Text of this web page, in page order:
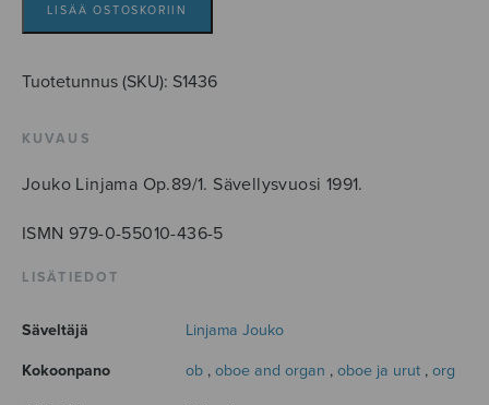
määräLISÄÄ OSTOSKORIIN
Tuotetunnus (SKU): S1436
KUVAUS
Jouko Linjama Op.89/1. Sävellysvuosi 1991.
ISMN 979-0-55010-436-5
LISÄTIEDOT
Säveltäjä Linjama Jouko
Kokoonpano ob , oboe and organ , oboe ja urut , org